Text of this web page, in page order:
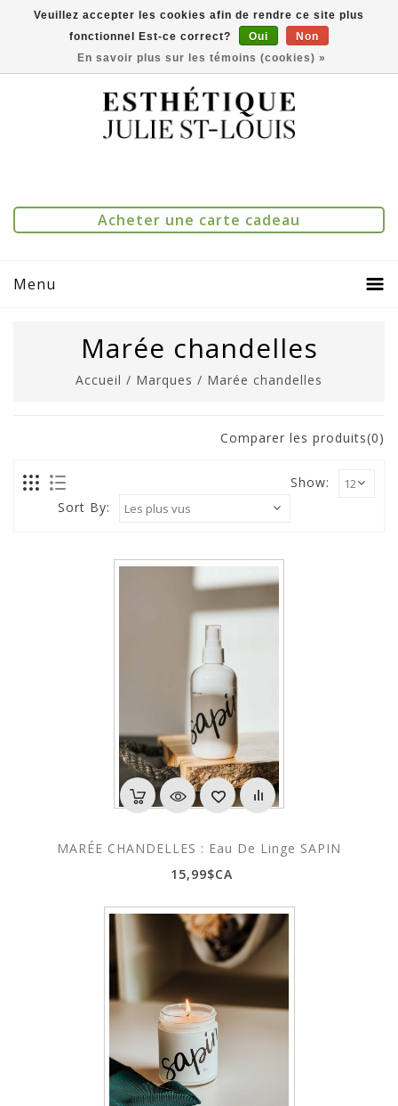
Comparer(0)
Acheter une carte cadeau
Menu
Marée chandelles
Accueil / Marques / Marée chandelles
Comparer les produits(0)
Show:
Sort By:
MARÉE CHANDELLES : Eau De Linge SAPIN
15,99$CA
Veuillez accepter les cookies afin de rendre ce site plus
fonctionnel Est-ce correct?
Oui
Non
En savoir plus sur les témoins (cookies) »